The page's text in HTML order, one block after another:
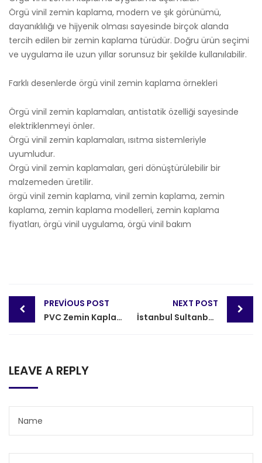
Örgü vinil zemin kaplama, modern ve şık görünümü,
dayanıklılığı ve hijyenik olması sayesinde birçok alanda
tercih edilen bir zemin kaplama türüdür. Doğru ürün seçimi
ve uygulama ile uzun yıllar sorunsuz bir şekilde kullanılabilir.
Farklı desenlerde örgü vinil zemin kaplama örnekleri
Örgü vinil zemin kaplamaları, antistatik özelliği sayesinde
elektriklenmeyi önler.
Örgü vinil zemin kaplamaları, ısıtma sistemleriyle
uyumludur.
Örgü vinil zemin kaplamaları, geri dönüştürülebilir bir
malzemeden üretilir.
örgü vinil zemin kaplama, vinil zemin kaplama, zemin
kaplama, zemin kaplama modelleri, zemin kaplama
fiyatları, örgü vinil uygulama, örgü vinil bakım
Post
navigation
PREVIOUS POST
PVC Zemin Kaplama İstanbul
NEXT POST
İstanbul Sultanbeyli Abdurrahman Gazi Mahallesi PVC Zemin Kaplama
LEAVE A REPLY